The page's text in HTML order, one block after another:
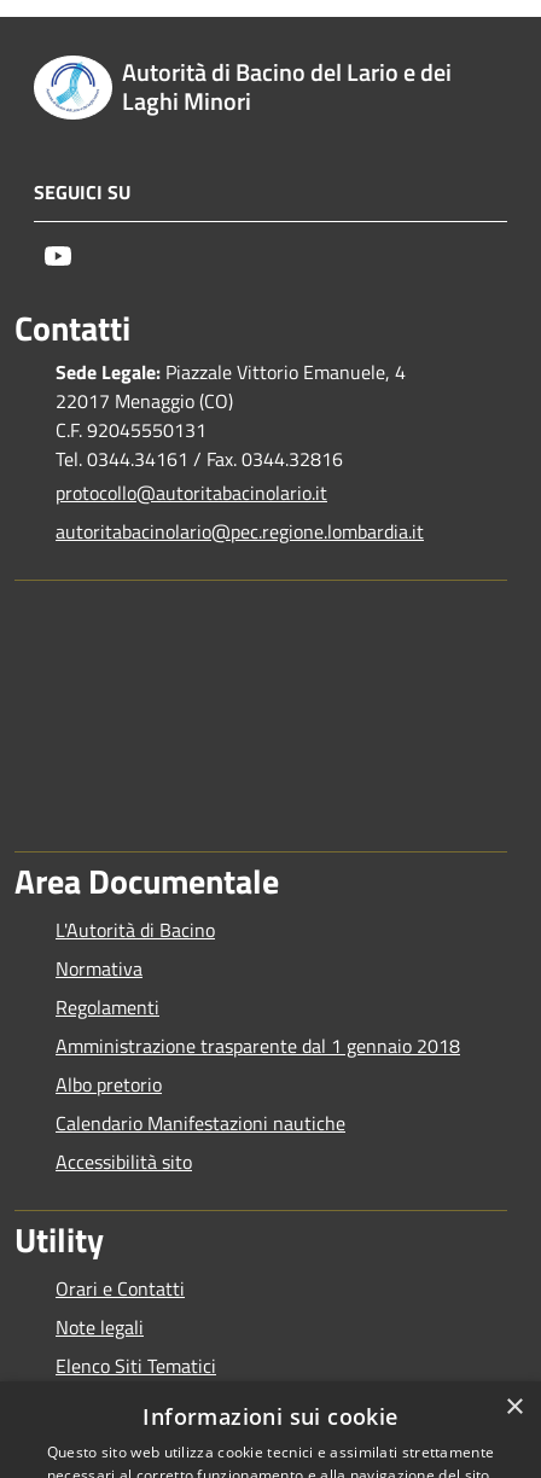
Autorità di Bacino del Lario e dei
Laghi Minori
SEGUICI SU
Contatti
Sede Legale: Piazzale Vittorio Emanuele, 4
22017 Menaggio (CO)
C.F. 92045550131
Tel. 0344.34161 / Fax. 0344.32816
protocollo@autoritabacinolario.it
autoritabacinolario@pec.regione.lombardia.it
Area Documentale
L'Autorità di Bacino
Normativa
Regolamenti
Amministrazione trasparente dal 1 gennaio 2018
Albo pretorio
Calendario Manifestazioni nautiche
Accessibilità sito
Utility
Orari e Contatti
Note legali
Elenco Siti Tematici
×
Informazioni sui cookie
Questo sito web utilizza cookie tecnici e assimilati strettamente